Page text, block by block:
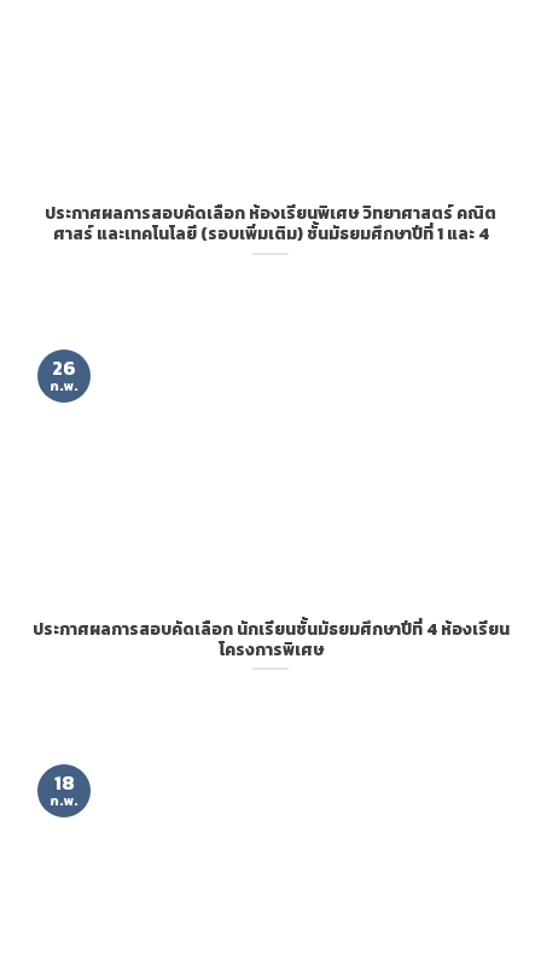
ประกาศผลการสอบคัดเลือก ห้องเรียนพิเศษ วิทยาศาสตร์ คณิต
ศาสร์ และเทคโนโลยี (รอบเพิ่มเติม) ชั้นมัธยมศึกษาปีที่ 1 และ 4
ประกาศผลการสอบคัดเลือก นักเรียนชั้นมัธยมศึกษาปีที่ 4 ห้องเรียน
โครงการพิเศษ
26
ก.พ.
18
ก.พ.